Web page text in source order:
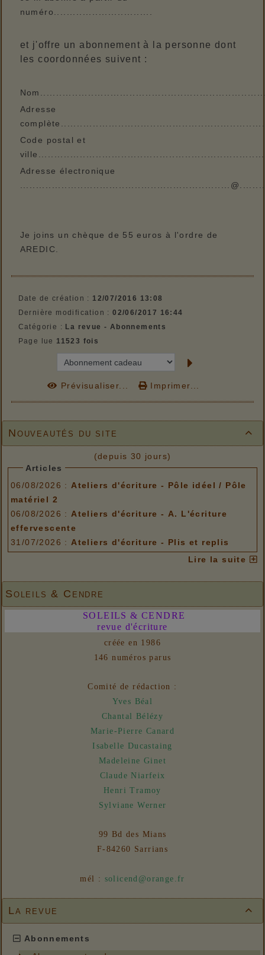

Nouveautés du site
(depuis 30 jours)
Articles
06/08/2026 : Ateliers d'écriture - Pôle idéel / Pôle
matériel 2
06/08/2026 : Ateliers d'écriture - A. L'écriture
effervescente
31/07/2026 : Ateliers d'écriture - Plis et replis
matériel 2
31/07/2026 :Ateliers d'écriture - Plis et replis
- Un euro ne fait pas le printemps
Lire la suite
Soleils & Cendre
SOLEILS & CENDRE
revue d'écriture
créée en 1986
146 numéros parus
Comité de rédaction :
Yves Béal
Chantal Bélézy
Marie-Pierre Canard
Isabelle Ducastaing
Madeleine Ginet
Claude Niarfeix
Henri Tramoy
Sylviane Werner
99 Bd des Mians
F-84260 Sarrians
mél : solicend@orange.fr

La revue
Abonnements
numéro...............................
et j'offre un abonnement à la personne dont
les coordonnées suivent :
Adresse
Code postal et
Adresse électronique
Je joins un chèque de 55 euros à l'ordre de
AREDIC.
Date de création : 12/07/2016 13:08
Dernière modification :02/06/2017 16:44
Catégorie :
La revue - Abonnements
Page lue 11523 fois
Prévisualiser... Imprimer...